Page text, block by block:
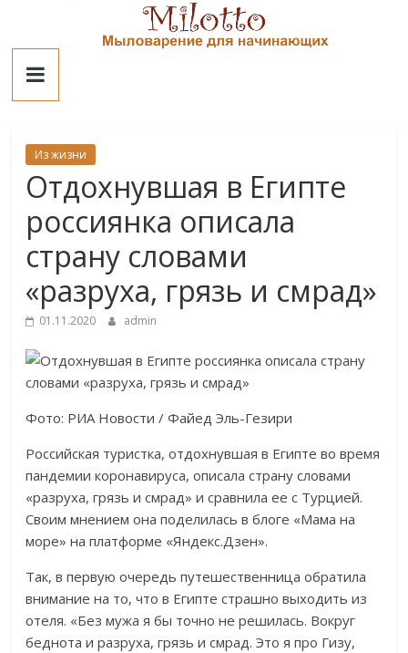
contentМилотто
Из жизни
Отдохнувшая в Египте
россиянка описала
страну словами
«разруха, грязь и смрад»
01.11.2020 admin
Фото: РИА Новости / Файед Эль-Гезири
Российская туристка, отдохнувшая в Египте во время
пандемии коронавируса, описала страну словами
«разруха, грязь и смрад» и сравнила ее с Турцией.
Своим мнением она поделилась в блоге «Мама на
море» на платформе «Яндекс.Дзен».
Так, в первую очередь путешественница обратила
внимание на то, что в Египте страшно выходить из
отеля. «Без мужа я бы точно не решилась. Вокруг
беднота и разруха, грязь и смрад. Это я про Гизу,